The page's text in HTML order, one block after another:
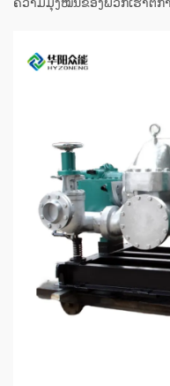
ຄວາມມຸ່ງໝັ້ນຂອງພວກເຮົາຕໍ່ກ